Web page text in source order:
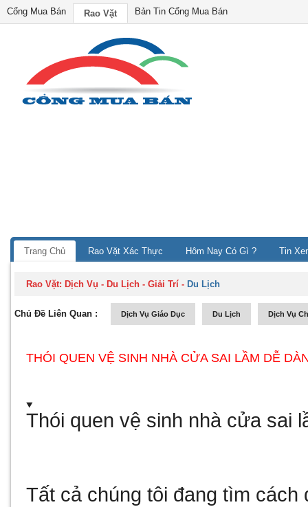
Cổng Mua Bán Rao Vặt Bản Tin Cổng Mua Bán
Trang Chủ Rao Vặt Xác Thực Hôm Nay Có Gì ? Tin
Rao Vặt: Dịch Vụ - Du Lịch - Giải Trí - Du Lịch
Chủ Đề Liên Quan : Dịch Vụ Giáo Dục Du Lịch Dịch Vụ
THÓI QUEN VỆ SINH NHÀ CỬA SAI LẦM DỄ
Thói quen vệ sinh nhà cửa sai
Tất cả chúng tôi đang tìm